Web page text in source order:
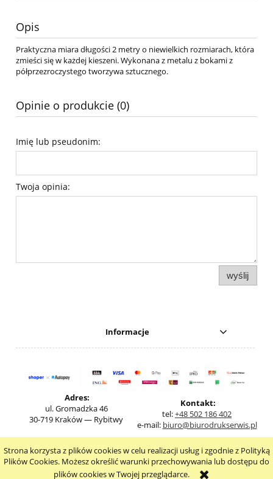
Strona korzysta z plików cookies w celu realizacji usług i zgodnie z Polityką
Plików Cookies. Możesz określić warunki przechowywania lub dostępu do
plików cookies w Twojej przeglądarce.
Opis
Praktyczna miara długości 2 metry o niewielkich rozmiarach, która
zmieści się w każdej kieszeni. Wykonana z metalu z bokami z
półprzezroczystego tworzywa sztucznego.
Opinie o produkcie (0)
Imię lub pseudonim:
Twoja opinia:
wyślij
Informacje
Adres:
ul. Gromadzka 46
30-719 Kraków — Rybitwy
Kontakt:
tel:+48 502 186 402
e-mail: biuro@biurodrukserwis.pl
pokaż pełną wersję strony